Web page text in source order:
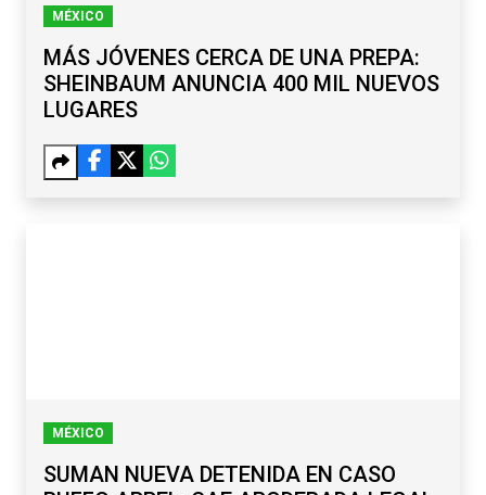
MÉXICO
MÁS JÓVENES CERCA DE UNA PREPA:
SHEINBAUM ANUNCIA 400 MIL NUEVOS
LUGARES
MÉXICO
SUMAN NUEVA DETENIDA EN CASO